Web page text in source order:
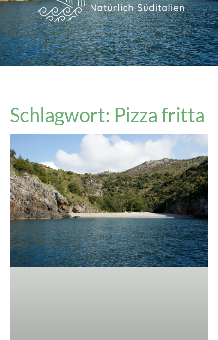
Schlagwort: Pizza fritta